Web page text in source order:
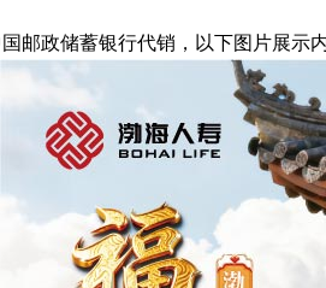
邮政储蓄银行代销，以下图片展示